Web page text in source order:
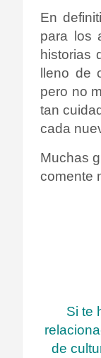
En
para los
historias
lleno de
pero no
tan
cada
Muchas
comente
Si te
de